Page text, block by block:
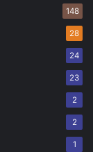
148
28
24
23
2
2
1